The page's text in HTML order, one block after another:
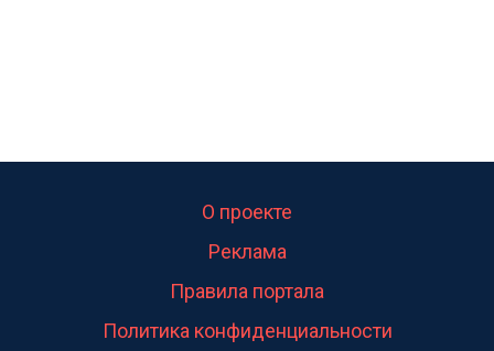
О проекте
Реклама
Правила портала
Политика конфиденциальности